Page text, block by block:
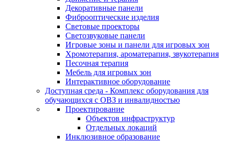
Декоративные панели
Фиброоптические изделия
Световые проекторы
Светозвуковые панели
Игровые зоны и панели для игровых зон
Хромотерапия, ароматерапия, звукотерапия
Песочная терапия
Мебель для игровых зон
Интерактивное оборудование
Доступная среда - Комплекс оборудования для
обучающихся с ОВЗ и инвалидностью
Проектирование
Объектов инфраструктур
Отдельных локаций
Инклюзивное образование